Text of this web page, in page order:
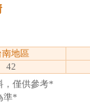
南地區
42
，僅供參考*
準*